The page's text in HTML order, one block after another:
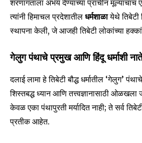
शरणागताला अभय देण्याच्या प्राचीन मूल्यांचाच
त्यांनी हिमाचल प्रदेशातील धर्मशाळायेथे तिबेटी
स्थापना केली, जे आजही तिबेटी लोकांच्या
गेलुग पंथाचे प्रमुख आणि हिंदू धर्माशी
दलाई लामा हे तिबेटी बौद्ध धर्मातील ‘गेलुग’
शिस्तबद्ध ध्यान आणि तत्त्वज्ञानासाठी ओळखला
केवळ एका पंथापुरती मर्यादित नाही; ते सर्व
प्रतीक आहेत.